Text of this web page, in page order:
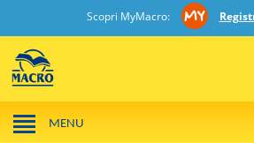
Scopri MyMacro:
MENU